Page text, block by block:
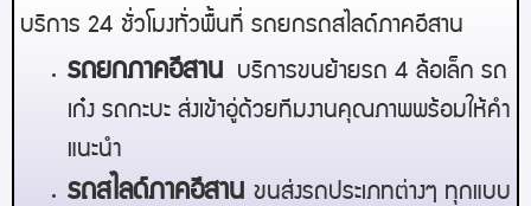
บริการ 24 ชั่วโมงทั่วพื้นที่ รถยกรถสไลด์ภาคอีสาน
รถยกภาคอีสาน
บริการขนย้ายรถ 4 ล้อเล็ก รถ
เก๋ง รถกะบะ ส่งเข้าอู่ด้วยทีมงานคุณภาพพร้อมให้คำ
แนะนำ
รถสไลด์ภาคอีสาน ขนส่งรถประเภทต่างๆ ทุกแบบ